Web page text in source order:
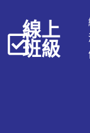
線上
班級